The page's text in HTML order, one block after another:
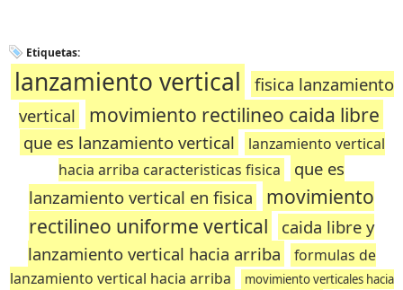
Etiquetas:
lanzamiento vertical
fisica lanzamiento
vertical
movimiento rectilineo caida libre
que es lanzamiento vertical
lanzamiento vertical
hacia arriba caracteristicas fisica
que es
lanzamiento vertical en fisica
movimiento
rectilineo uniforme vertical
caida libre y
lanzamiento vertical hacia arriba
formulas de
lanzamiento vertical hacia arriba
movimiento verticales hacia